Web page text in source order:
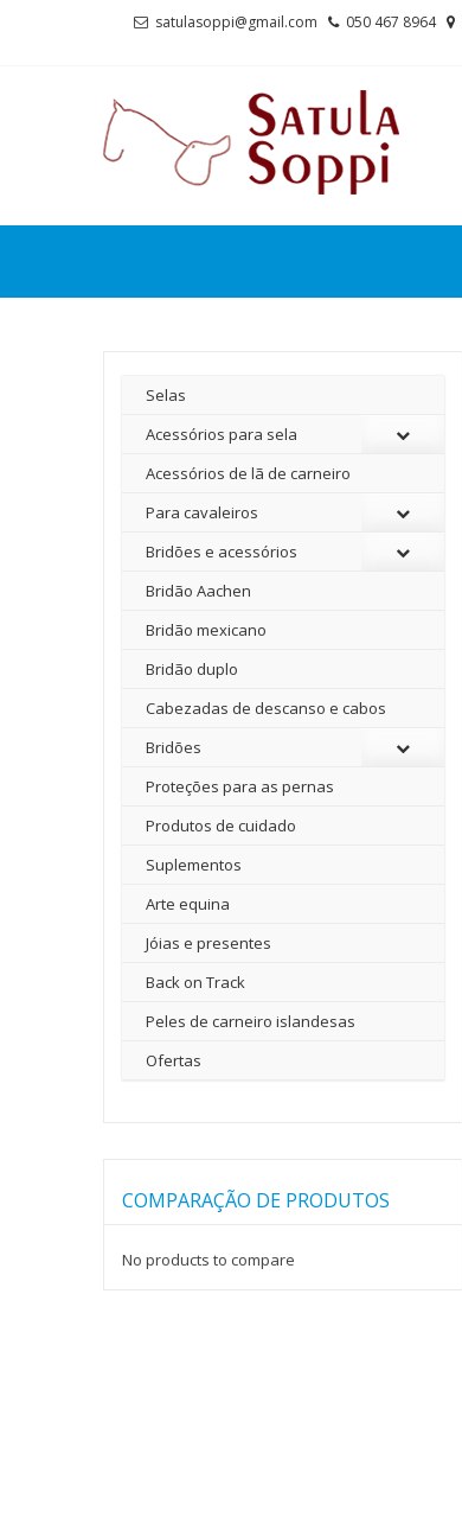
satulasoppi@gmail.com 050 467 8964
Selas
Acessórios para sela
Acessórios de lã de carneiro
Para cavaleiros
Bridões e acessórios
Bridão Aachen
Bridão mexicano
Bridão duplo
Cabezadas de descanso e cabos
Bridões
Proteções para as pernas
Produtos de cuidado
Suplementos
Arte equina
Jóias e presentes
Back on Track
Peles de carneiro islandesas
Ofertas
COMPARAÇÃO DE PRODUTOS
No products to compare